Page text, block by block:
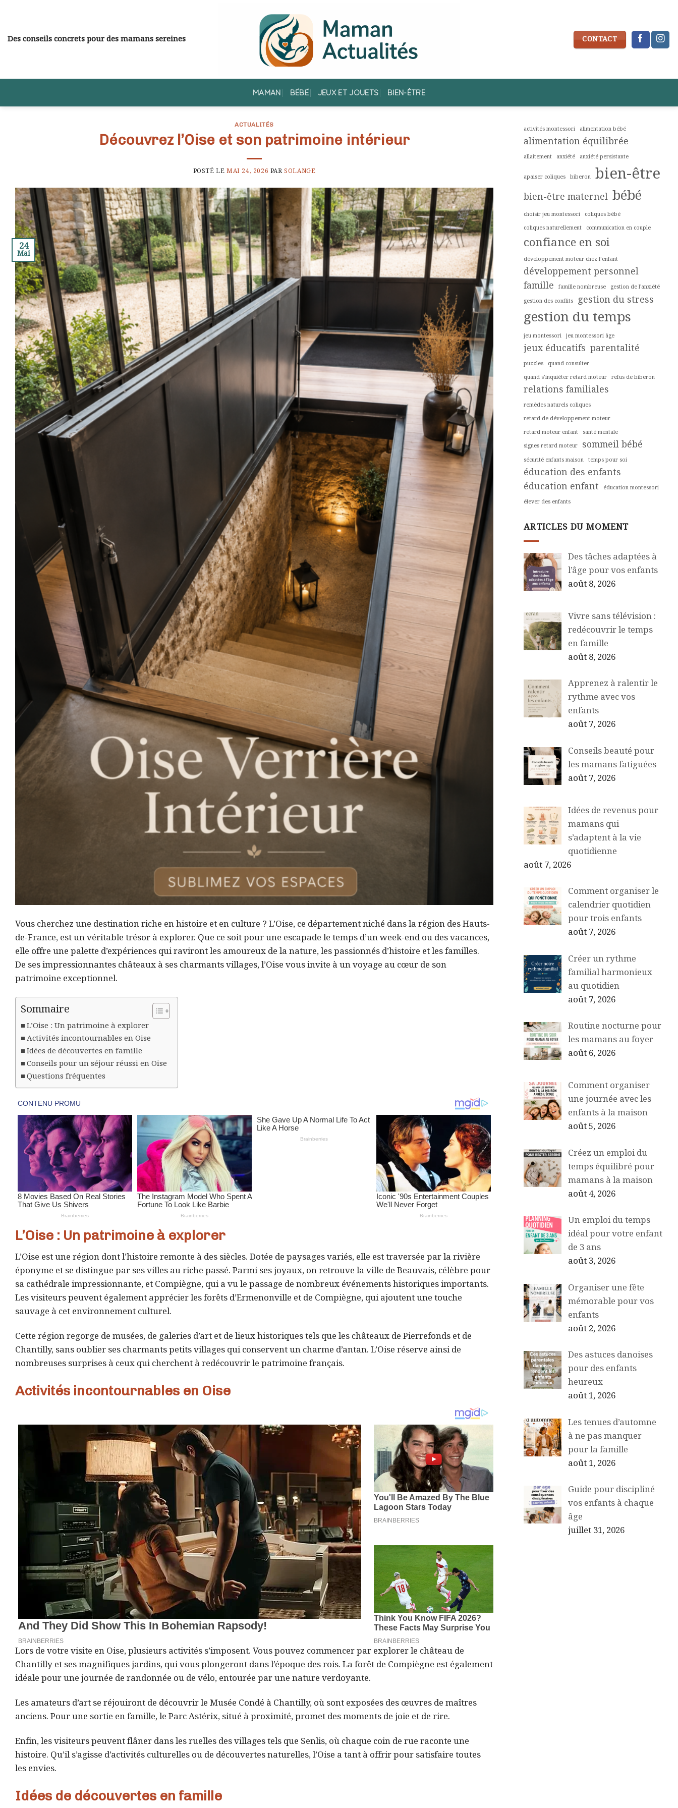
content
Des conseils concrets pour des mamans sereines CONTACT
MAMAN BÉBÉ JEUX ET JOUETS BIEN-ÊTRE
ACTUALITÉS
Découvrez l’Oise et son patrimoine intérieur
POSTÉ LEMAI 24, 2026 PARSOLANGE
24
Mai
Vous cherchez une destination riche en histoire et en culture ? L’Oise, ce département niché dans la région des Hauts-
de-France, est un véritable trésor à explorer. Que ce soit pour une escapade le temps d’un week-end ou des vacances,
elle offre une palette d’expériences qui raviront les amoureux de la nature, les passionnés d’histoire et les familles.
De ses impressionnantes châteaux à ses charmants villages, l’Oise vous invite à un voyage au cœur de son
patrimoine exceptionnel.
Sommaire
L’Oise : Un patrimoine à explorer
Activités incontournables en Oise
Idées de découvertes en famille
Conseils pour un séjour réussi en Oise
Questions fréquentes
L’Oise : Un patrimoine à explorer
L’Oise est une région dont l’histoire remonte à des siècles. Dotée de paysages variés, elle est traversée par la rivière
éponyme et se distingue par ses villes au riche passé. Parmi ses joyaux, on retrouve la ville de Beauvais, célèbre pour
sa cathédrale impressionnante, et Compiègne, qui a vu le passage de nombreux événements historiques importants.
Les visiteurs peuvent également apprécier les forêts d’Ermenonville et de Compiègne, qui ajoutent une touche
sauvage à cet environnement culturel.
Cette région regorge de musées, de galeries d’art et de lieux historiques tels que les châteaux de Pierrefonds et de
Chantilly, sans oublier ses charmants petits villages qui conservent un charme d’antan. L’Oise réserve ainsi de
nombreuses surprises à ceux qui cherchent à redécouvrir le patrimoine français.
Activités incontournables en Oise
Lors de votre visite en Oise, plusieurs activités s’imposent. Vous pouvez commencer par explorer le château de
Chantilly et ses magnifiques jardins, qui vous plongeront dans l’époque des rois. La forêt de Compiègne est également
idéale pour une journée de randonnée ou de vélo, entourée par une nature verdoyante.
Les amateurs d’art se réjouiront de découvrir le Musée Condé à Chantilly, où sont exposées des œuvres de maîtres
anciens. Pour une sortie en famille, le Parc Astérix, situé à proximité, promet des moments de joie et de rire.
Enfin, les visiteurs peuvent flâner dans les ruelles des villages tels que Senlis, où chaque coin de rue raconte une
histoire. Qu’il s’agisse d’activités culturelles ou de découvertes naturelles, l’Oise a tant à offrir pour satisfaire toutes
les envies.
Idées de découvertes en famille
activités montessori alimentation bébé
alimentation équilibrée
allaitement anxiété anxiété persistante
apaiser coliques biberon bien-être
bien-être maternel bébé
choisir jeu montessori
coliques bébé
coliques naturellement
communication en couple
confiance en soi
développement moteur chez l’enfant
développement personnel
famille
famille nombreuse
gestion de l'anxiété
gestion des conflits
gestion du stress
gestion du temps
jeu montessori jeu montessori âge
jeux éducatifs parentalité
puzzles
quand consulter
quand s’inquiéter retard moteur
refus de biberon
relations familiales
remèdes naturels coliques
retard de développement moteur
retard moteur enfant
santé mentale
signes retard moteur
sommeil bébé
sécurité enfants maison temps pour soi
éducation des enfants
éducation enfant
éducation montessori
élever des enfants
ARTICLES DU MOMENT
Des tâches adaptées à
l’âge pour vos enfants
août 8, 2026
Vivre sans télévision :
redécouvrir le temps
en famille
août 8, 2026
Apprenez à ralentir le
rythme avec vos
enfants
août 7, 2026
Conseils beauté pour
les mamans fatiguées
août 7, 2026
Idées de revenus pour
mamans qui
s’adaptent à la vie
quotidienne
août 7, 2026
Comment organiser le
calendrier quotidien
pour trois enfants
août 7, 2026
Créer un rythme
familial harmonieux
au quotidien
août 7, 2026
Routine nocturne pour
les mamans au foyer
août 6, 2026
Comment organiser
une journée avec les
enfants à la maison
août 5, 2026
Créez un emploi du
temps équilibré pour
mamans à la maison
août 4, 2026
Un emploi du temps
idéal pour votre enfant
de 3 ans
août 3, 2026
Organiser une fête
mémorable pour vos
enfants
août 2, 2026
Des astuces danoises
pour des enfants
heureux
août 1, 2026
Les tenues d’automne
à ne pas manquer
pour la famille
août 1, 2026
Guide pour discipliné
vos enfants à chaque
âge
juillet 31, 2026